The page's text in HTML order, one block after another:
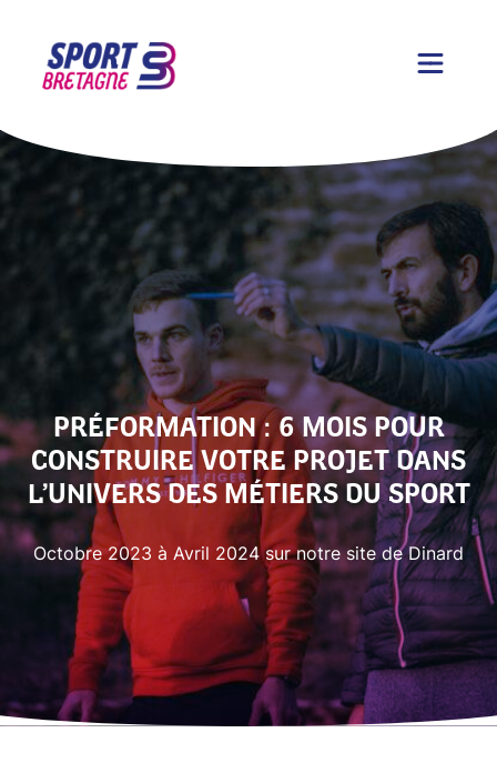
PRÉFORMATION : 6 MOIS POUR
CONSTRUIRE VOTRE PROJET DANS
L’UNIVERS DES MÉTIERS DU SPORT
Octobre 2023 à Avril 2024 sur notre site de Dinard